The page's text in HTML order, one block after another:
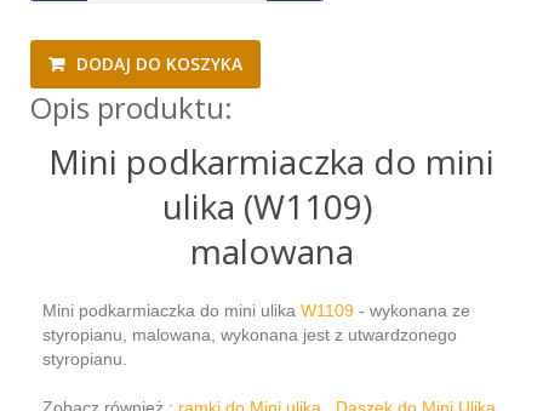
DODAJ DO KOSZYKA
Opis produktu:
Mini podkarmiaczka do mini
ulika (W1109)
malowana
Mini podkarmiaczka do mini ulika W1109 - wykonana ze
styropianu, malowana, wykonana jest z utwardzonego
styropianu.